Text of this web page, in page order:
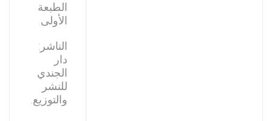
الطبعة
الأولى.
الناشر:
دار
الجندي
للنشر
والتوزيع.